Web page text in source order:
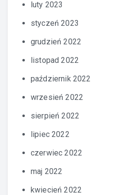
luty 2023
styczeń 2023
grudzień 2022
listopad 2022
październik 2022
wrzesień 2022
sierpień 2022
lipiec 2022
czerwiec 2022
maj 2022
kwiecień 2022